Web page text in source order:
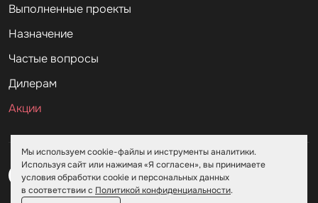
Выполненные проекты
Назначение
Частые вопросы
Дилерам
Акции
Мы используем cookie-файлы и инструменты аналитики.
Используя сайт или нажимая «Я согласен», вы принимаете
условия обработки cookie и персональных данных
в соответствии с Политикой конфиденциальности.